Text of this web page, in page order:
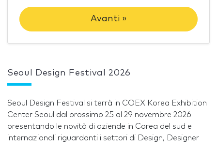
Avanti »
Seoul Design Festival 2026
Seoul Design Festival si terrà in COEX Korea Exhibition
Center Seoul dal prossimo 25 al 29 novembre 2026
presentando le novità di aziende in Corea del sud e
internazionali riguardanti i settori di Design, Designer